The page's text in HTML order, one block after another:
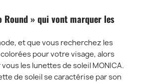
Round » qui vont marquer les
et que vous recherchez les
pour votre visage, alors
vous les lunettes de soleil MONICA.
de soleil se caractérise par son